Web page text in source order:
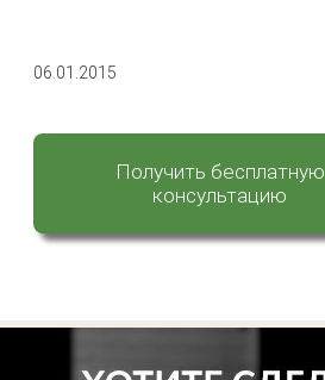
06.01.2015
Получить бесплатную
консультацию